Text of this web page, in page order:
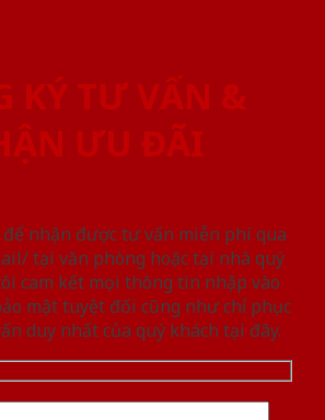
KÝ TƯ VẤN &
ƯU ĐÃI
nhận được tư vấn miễn phí qua
tại văn phòng hoặc tại nhà quý
cam kết mọi thông tin nhập vào
mật tuyệt đối cũng như chỉ phục
duy nhất của quý khách tại đây.